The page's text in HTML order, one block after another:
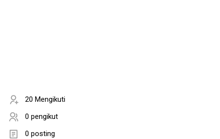
20 Mengikuti
0 pengikut
0 posting